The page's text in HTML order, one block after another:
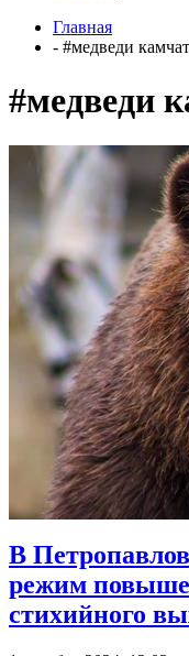
Главная
- #медведи
#медведи
В
режим
стихийного